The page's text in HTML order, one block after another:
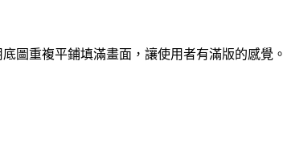
圖重複平鋪填滿畫面，讓使用者有滿版的感覺。